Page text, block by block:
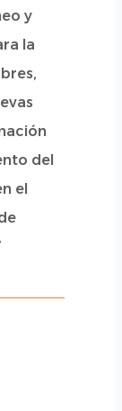
y
la
del
el